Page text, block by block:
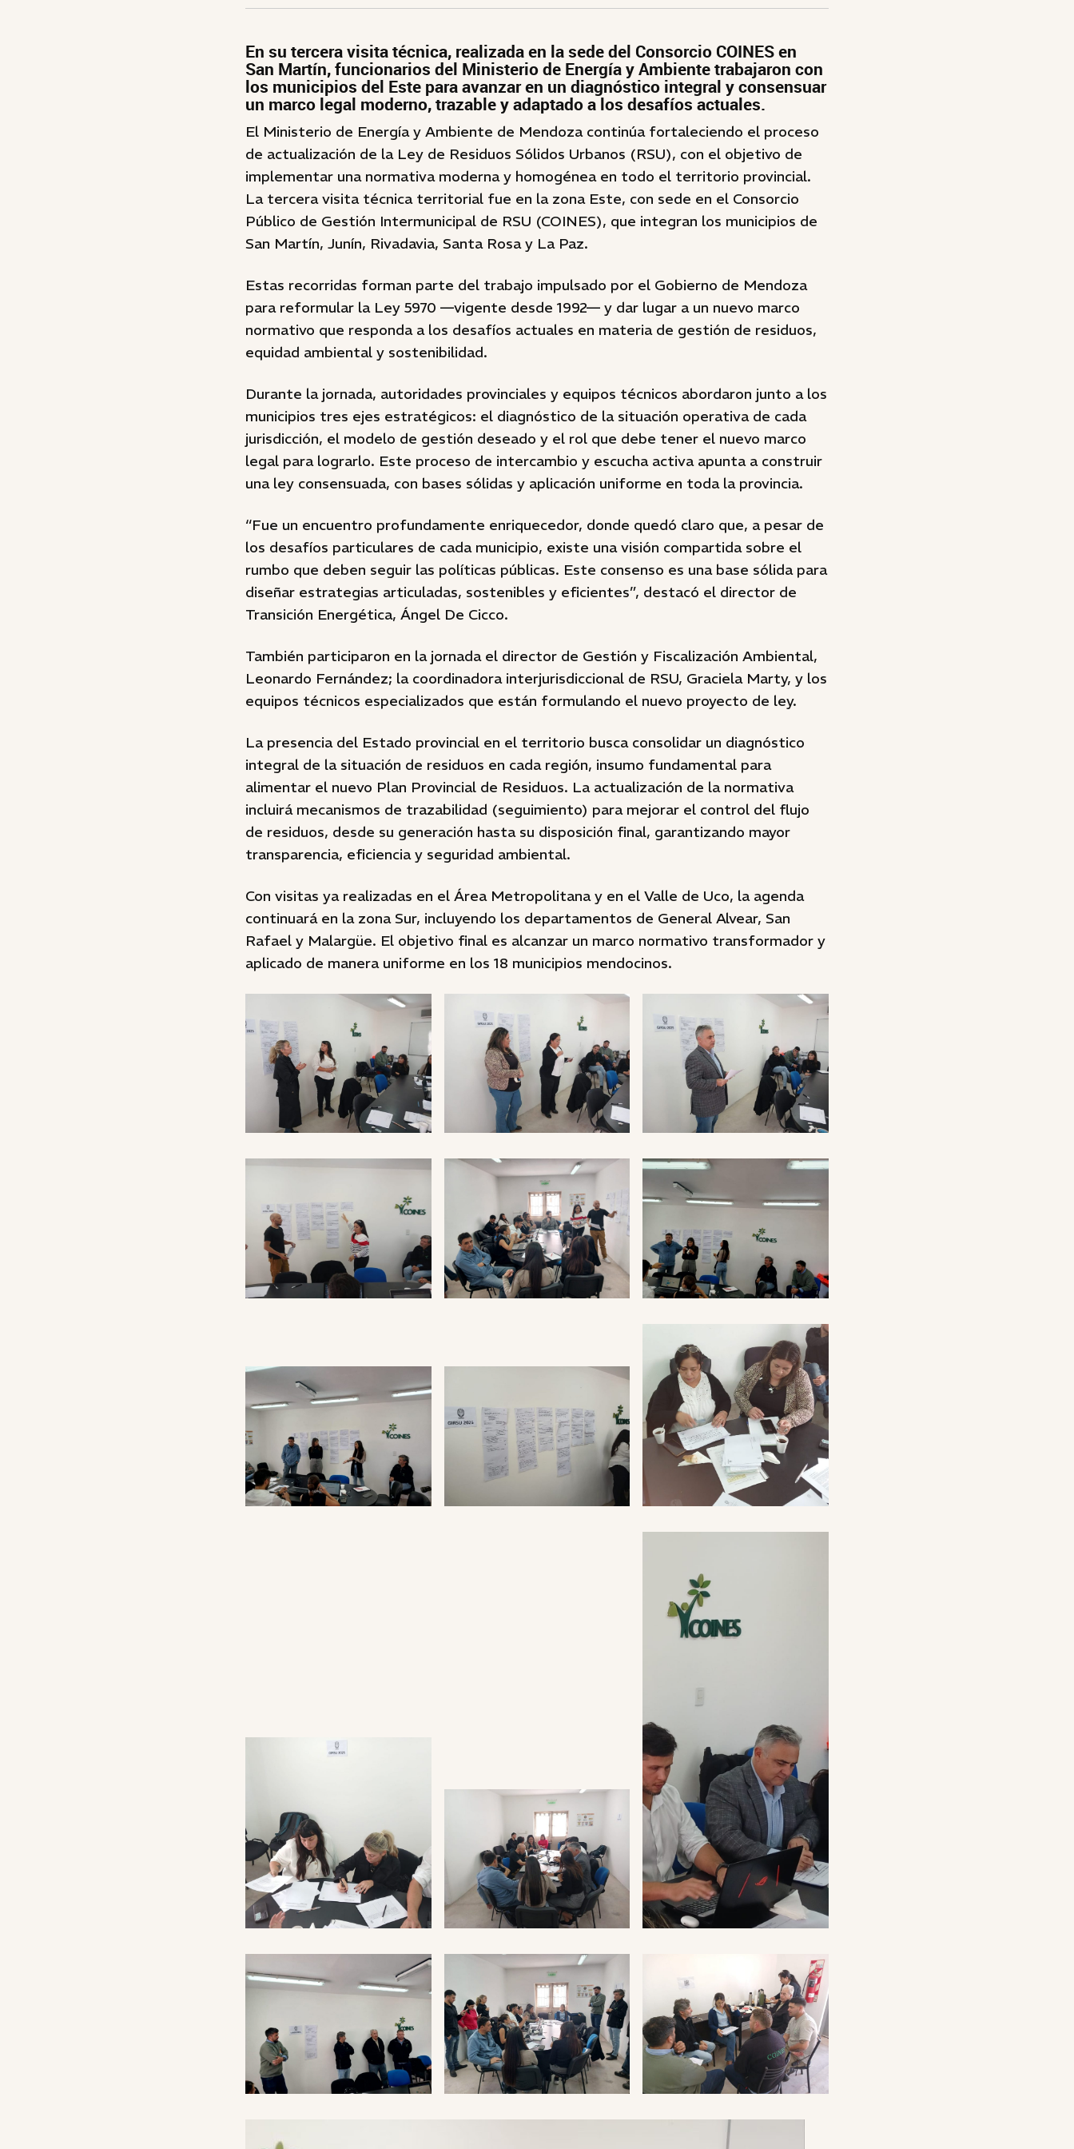
En su tercera visita técnica, realizada en la sede del Consorcio COINES en
San Martín, funcionarios del Ministerio de Energía y Ambiente trabajaron con
los municipios del Este para avanzar en un diagnóstico integral y consensuar
un marco legal moderno, trazable y adaptado a los desafíos actuales.
El Ministerio de Energía y Ambiente de Mendoza continúa fortaleciendo el proceso
de actualización de la Ley de Residuos Sólidos Urbanos (RSU), con el objetivo de
implementar una normativa moderna y homogénea en todo el territorio provincial.
La tercera visita técnica territorial fue en la zona Este, con sede en el Consorcio
Público de Gestión Intermunicipal de RSU (COINES), que integran los municipios de
San Martín, Junín, Rivadavia, Santa Rosa y La Paz.
Estas recorridas forman parte del trabajo impulsado por el Gobierno de Mendoza
para reformular la Ley 5970 —vigente desde 1992— y dar lugar a un nuevo marco
normativo que responda a los desafíos actuales en materia de gestión de residuos,
equidad ambiental y sostenibilidad.
Durante la jornada, autoridades provinciales y equipos técnicos abordaron junto a los
municipios tres ejes estratégicos: el diagnóstico de la situación operativa de cada
jurisdicción, el modelo de gestión deseado y el rol que debe tener el nuevo marco
legal para lograrlo. Este proceso de intercambio y escucha activa apunta a construir
una ley consensuada, con bases sólidas y aplicación uniforme en toda la provincia.
“Fue un encuentro profundamente enriquecedor, donde quedó claro que, a pesar de
los desafíos particulares de cada municipio, existe una visión compartida sobre el
rumbo que deben seguir las políticas públicas. Este consenso es una base sólida para
diseñar estrategias articuladas, sostenibles y eficientes”, destacó el director de
Transición Energética, Ángel De Cicco.
También participaron en la jornada el director de Gestión y Fiscalización Ambiental,
Leonardo Fernández; la coordinadora interjurisdiccional de RSU, Graciela Marty, y los
equipos técnicos especializados que están formulando el nuevo proyecto de ley.
La presencia del Estado provincial en el territorio busca consolidar un diagnóstico
integral de la situación de residuos en cada región, insumo fundamental para
alimentar el nuevo Plan Provincial de Residuos. La actualización de la normativa
incluirá mecanismos de trazabilidad (seguimiento) para mejorar el control del flujo
de residuos, desde su generación hasta su disposición final, garantizando mayor
transparencia, eficiencia y seguridad ambiental.
Con visitas ya realizadas en el Área Metropolitana y en el Valle de Uco, la agenda
continuará en la zona Sur, incluyendo los departamentos de General Alvear, San
Rafael y Malargüe. El objetivo final es alcanzar un marco normativo transformador y
aplicado de manera uniforme en los 18 municipios mendocinos.